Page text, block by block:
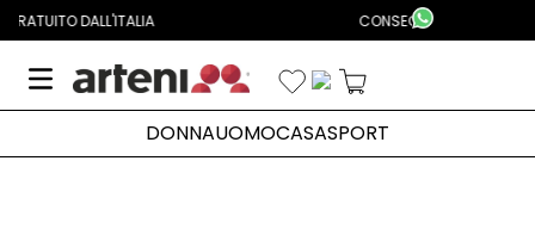
CONSEGNA IN 24/48H IN TUTTA ITALIA
DONNAUOMOCASASPORT